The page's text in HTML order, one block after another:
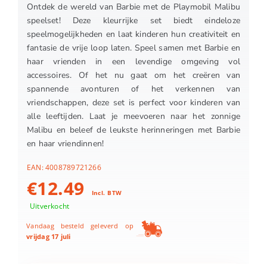
Ontdek de wereld van Barbie met de Playmobil Malibu
speelset! Deze kleurrijke set biedt eindeloze
speelmogelijkheden en laat kinderen hun creativiteit en
fantasie de vrije loop laten. Speel samen met Barbie en
haar vrienden in een levendige omgeving vol
accessoires. Of het nu gaat om het creëren van
spannende avonturen of het verkennen van
vriendschappen, deze set is perfect voor kinderen van
alle leeftijden. Laat je meevoeren naar het zonnige
Malibu en beleef de leukste herinneringen met Barbie
en haar vriendinnen!
EAN:4008789721266
€12.49 Incl. BTW
Uitverkocht
Vandaag besteld geleverd op
vrijdag 17 juli